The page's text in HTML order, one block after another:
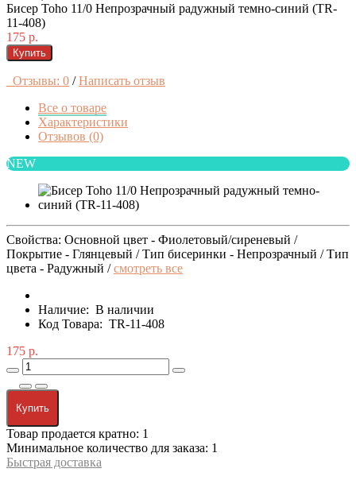
Бисер Toho 11/0 Непрозрачный радужный темно-синий (TR-
11-408)
175 р.
Купить
Отзывы: 0 / Написать отзыв
Все о товаре
Характеристики
Отзывов (0)
NEW
Свойства: Основной цвет - Фиолетовый/сиреневый /
Покрытие - Глянцевый / Тип бисеринки - Непрозрачный / Тип
цвета - Радужный /смотреть все
Наличие: В наличии
Код Товара: TR-11-408
175 р.
Купить
Товар продается кратно: 1
Минимальное количество для заказа: 1
Быстрая доставка